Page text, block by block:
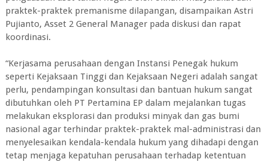
praktek-praktek premanisme dilapangan, disampaikan Astri
Pujianto, Asset 2 General Manager pada diskusi dan rapat
koordinasi.
“Kerjasama perusahaan dengan Instansi Penegak hukum
seperti Kejaksaan Tinggi dan Kejaksaan Negeri adalah sangat
perlu, pendampingan konsultasi dan bantuan hukum sangat
dibutuhkan oleh PT Pertamina EP dalam mejalankan tugas
melakukan eksplorasi dan produksi minyak dan gas bumi
nasional agar terhindar praktek-praktek mal-administrasi dan
menyelesaikan kendala-kendala hukum yang dihadapi dengan
tetap menjaga kepatuhan perusahaan terhadap ketentuan